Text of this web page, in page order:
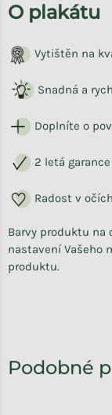
O plakátu
Vytištěn na
Snadná a
Doplníte o
2 letá garance
Radost v
Barvy produktu na
nastavení Vašeho
produktu.